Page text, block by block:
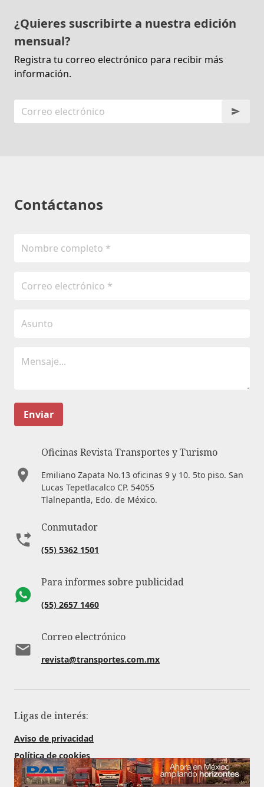
¿Quieres suscribirte a nuestra edición
mensual?
Registra tu correo electrónico para recibir más
información.
Contáctanos
Enviar
Oficinas Revista Transportes y Turismo
Emiliano Zapata No.13 oficinas 9 y 10. 5to piso. San
Lucas Tepetlacalco CP. 54055
Tlalnepantla, Edo. de México.
Conmutador
(55) 5362 1501
Para informes sobre publicidad
(55) 2657 1460
Correo electrónico
revista@transportes.com.mx
Ligas de interés:
Aviso de privacidad
Política de cookies
Revista digital